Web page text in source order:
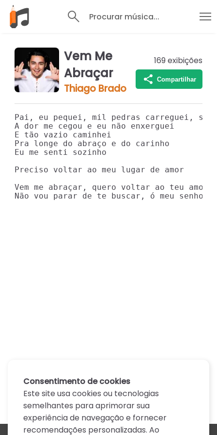
Procurar música...
Vem Me
Abraçar
Thiago Brado
169 exibições
Compartilhar
Pai, eu pequei, mil pedras carreguei, só
A dor me cegou e eu não enxerguei
E tão vazio caminhei
Pra longe do abraço e do carinho
Eu me senti sozinho
Preciso voltar ao meu lugar de amor
Vem me abraçar, quero voltar ao teu amor
Não vou parar de te buscar, ó meu senhor
Consentimento de cookies
Este site usa cookies ou tecnologias
semelhantes para aprimorar sua
experiência de navegação e fornecer
recomendações personalizadas. Ao